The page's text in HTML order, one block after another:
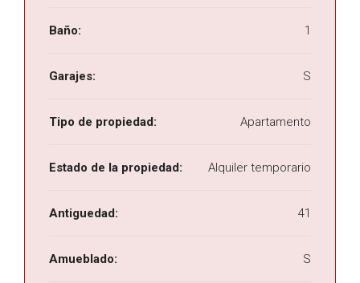
Baño: 1
Garajes: S
Tipo de propiedad: Apartamento
Estado de la propiedad: Alquiler temporario
Antiguedad: 41
Amueblado: S